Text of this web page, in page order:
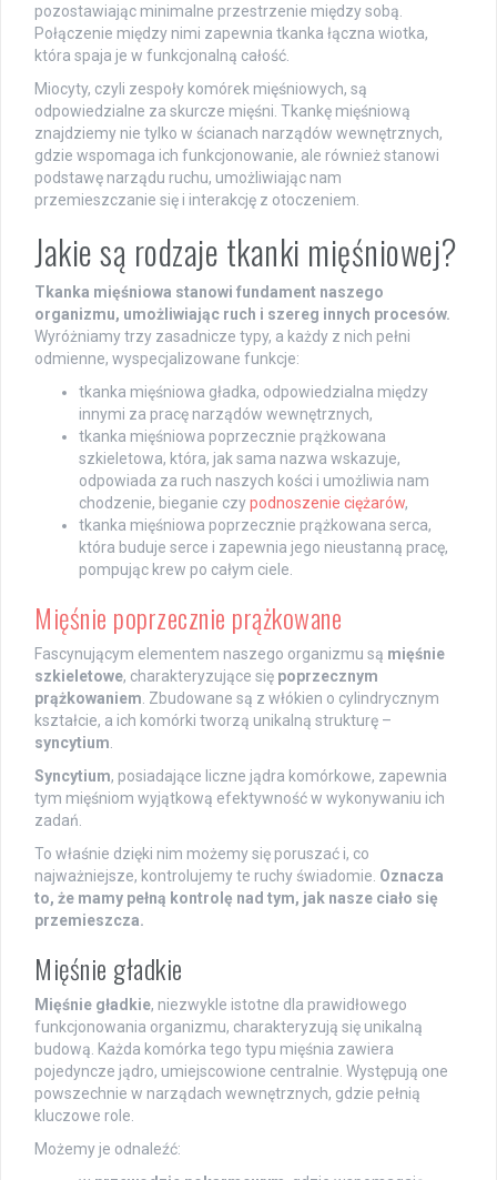
pozostawiając minimalne przestrzenie między sobą.
Połączenie między nimi zapewnia tkanka łączna wiotka,
która spaja je w funkcjonalną całość.
Miocyty, czyli zespoły komórek mięśniowych, są
odpowiedzialne za skurcze mięśni. Tkankę mięśniową
znajdziemy nie tylko w ścianach narządów wewnętrznych,
gdzie wspomaga ich funkcjonowanie, ale również stanowi
podstawę narządu ruchu, umożliwiając nam
przemieszczanie się i interakcję z otoczeniem.
Jakie są rodzaje tkanki mięśniowej?
Tkanka mięśniowa stanowi fundament naszego
organizmu, umożliwiając ruch i szereg innych procesów.
Wyróżniamy trzy zasadnicze typy, a każdy z nich pełni
odmienne, wyspecjalizowane funkcje:
tkanka mięśniowa gładka, odpowiedzialna między
innymi za pracę narządów wewnętrznych,
tkanka mięśniowa poprzecznie prążkowana
szkieletowa, która, jak sama nazwa wskazuje,
odpowiada za ruch naszych kości i umożliwia nam
chodzenie, bieganie czypodnoszenie ciężarów,
tkanka mięśniowa poprzecznie prążkowana serca,
która buduje serce i zapewnia jego nieustanną pracę,
pompując krew po całym ciele.
Mięśnie poprzecznie prążkowane
Fascynującym elementem naszego organizmu są mięśnie
szkieletowe, charakteryzujące się poprzecznym
prążkowaniem. Zbudowane są z włókien o cylindrycznym
kształcie, a ich komórki tworzą unikalną strukturę –
syncytium.
Syncytium, posiadające liczne jądra komórkowe, zapewnia
tym mięśniom wyjątkową efektywność w wykonywaniu ich
zadań.
To właśnie dzięki nim możemy się poruszać i, co
najważniejsze, kontrolujemy te ruchy świadomie. Oznacza
to, że mamy pełną kontrolę nad tym, jak nasze ciało się
przemieszcza.
Mięśnie gładkie
Mięśnie gładkie, niezwykle istotne dla prawidłowego
funkcjonowania organizmu, charakteryzują się unikalną
budową. Każda komórka tego typu mięśnia zawiera
pojedyncze jądro, umiejscowione centralnie. Występują one
powszechnie w narządach wewnętrznych, gdzie pełnią
kluczowe role.
Możemy je odnaleźć: